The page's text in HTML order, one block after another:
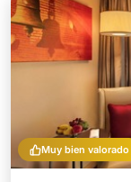
Muy bien valorado